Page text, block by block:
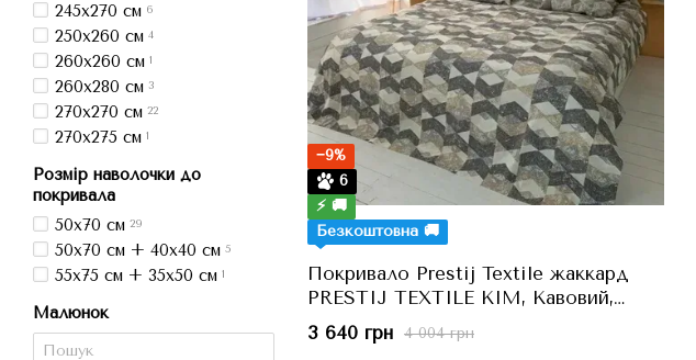
−9%
6
⚡ 🚚
Безкоштовна 🚚
Покривало Prestij Textile жаккард
PRESTIJ TEXTILE KIM, Кавовий,
180x210 см, Двоспальний
4 004 грн
3 640 грн
245x270 см 6
250x260 см 4
260x260 см 1
260x280 см 3
270x270 см 22
270x275 см 1
Розмір наволочки до
покривала
50x70 см 29
50x70 см + 40x40 см 5
55x75 см + 35x50 см 1
Малюнок